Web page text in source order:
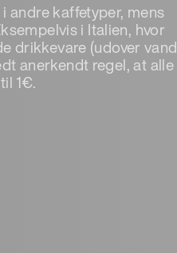
andre kaffetyper, mens
i Italien, hvor
drikkevare (udover vand
anerkendt regel, at alle
1€.